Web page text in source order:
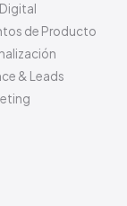
de Producto
& Leads